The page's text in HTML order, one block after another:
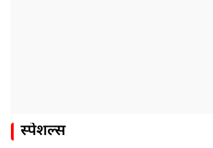
स्पेशल्स